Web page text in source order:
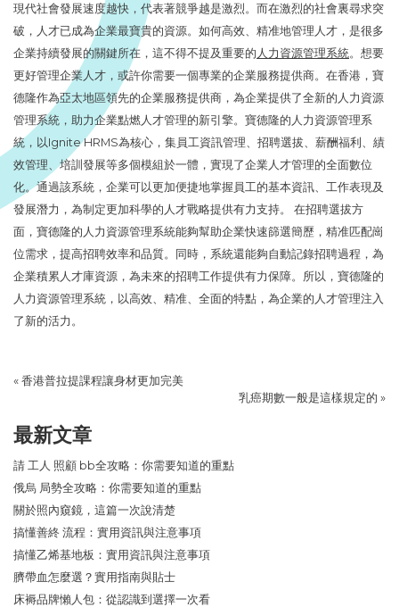
現代社會發展速度越快，代表著競爭越是激烈。而在激烈的社會裏尋求突
破，人才已成為企業最寶貴的資源。如何高效、精准地管理人才，是很多
企業持續發展的關鍵所在，這不得不提及重要的 人力資源管理系統。想要
更好管理企業人才，或許你需要一個專業的企業服務提供商。在香港，寶
德隆作為亞太地區領先的企業服務提供商，為企業提供了全新的人力資源
管理系統，助力企業點燃人才管理的新引擎。寶德隆的人力資源管理系
統，以Ignite HRMS為核心，集員工資訊管理、招聘選拔、薪酬福利、績
效管理、培訓發展等多個模組於一體，實現了企業人才管理的全面數位
化。通過該系統，企業可以更加便捷地掌握員工的基本資訊、工作表現及
發展潛力，為制定更加科學的人才戰略提供有力支持。 在招聘選拔方
面，寶德隆的人力資源管理系統能夠幫助企業快速篩選簡歷，精准匹配崗
位需求，提高招聘效率和品質。同時，系統還能夠自動記錄招聘過程，為
企業積累人才庫資源，為未來的招聘工作提供有力保障。所以，寶德隆的
人力資源管理系統，以高效、精准、全面的特點，為企業的人才管理注入
了新的活力。
« 香港普拉提課程讓身材更加完美
乳癌期數一般是這樣規定的 »
最新文章
請 工人 照顧 bb全攻略：你需要知道的重點
俄烏 局勢全攻略：你需要知道的重點
關於照內窺鏡，這篇一次說清楚
搞懂善終 流程：實用資訊與注意事項
搞懂乙烯基地板：實用資訊與注意事項
臍帶血怎麼選？實用指南與貼士
床褥品牌懶人包：從認識到選擇一次看